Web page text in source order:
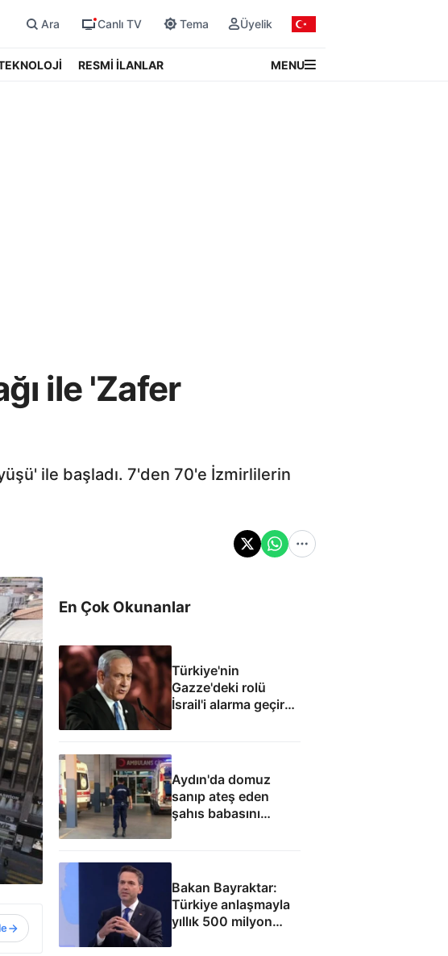
Ara Canlı TV Tema Üyelik
RESMİ İLANLAR MENU
ile 'Zafer
ile başladı. 7'den 70'e İzmirlilerin
En Çok Okunanlar
Türkiye'nin
Gazze'deki rolü
İsrail'i alarma geçirdi:
Aydın'da domuz
sanıp ateş eden
şahıs babasını
Bakan Bayraktar:
Türkiye anlaşmayla
yıllık 500 milyon